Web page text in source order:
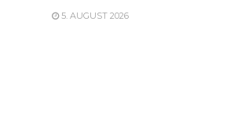
5. AUGUST 2026